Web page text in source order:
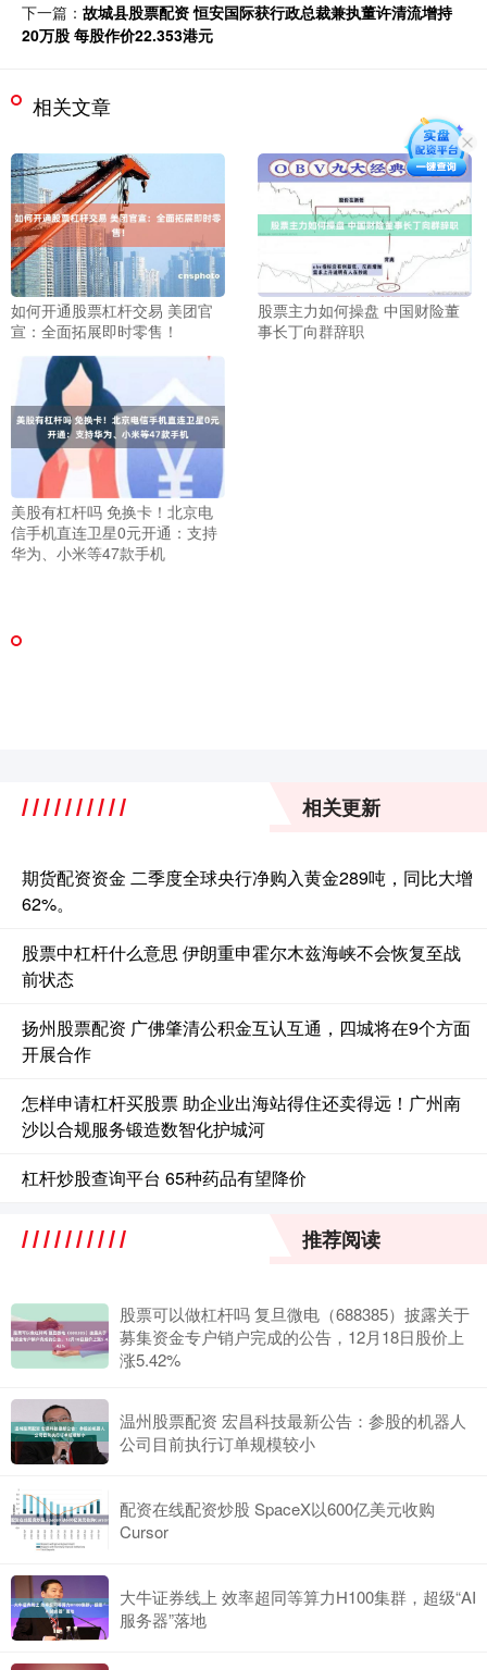
下一篇： 故城县股票配资 恒安国际获行政总裁兼执董许清流增持
20万股 每股作价22.353港元
相关文章
如何开通股票杠杆交易 美团官
宣：全面拓展即时零售！
股票主力如何操盘 中国财险董
事长丁向群辞职
美股有杠杆吗 免换卡！北京电
信手机直连卫星0元开通：支持
华为、小米等47款手机
相关更新
期货配资资金 二季度全球央行净购入黄金289吨，同比大增
62%。
股票中杠杆什么意思 伊朗重申霍尔木兹海峡不会恢复至战
前状态
扬州股票配资 广佛肇清公积金互认互通，四城将在9个方面
开展合作
怎样申请杠杆买股票 助企业出海站得住还卖得远！广州南
沙以合规服务锻造数智化护城河
杠杆炒股查询平台 65种药品有望降价
推荐阅读
股票可以做杠杆吗 复旦微电（688385）披露关于
募集资金专户销户完成的公告，12月18日股价上
涨5.42%
温州股票配资 宏昌科技最新公告：参股的机器人
公司目前执行订单规模较小
配资在线配资炒股 SpaceX以600亿美元收购
Cursor
大牛证券线上 效率超同等算力H100集群，超级“AI
服务器”落地